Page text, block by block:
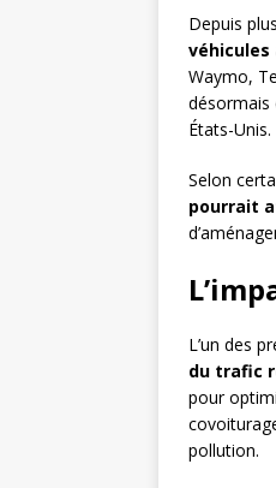
Depuis
véhicules
Waymo,
désormais
États-Unis.
Selon
pourrait
L’un des
du trafic
pour
pollution.